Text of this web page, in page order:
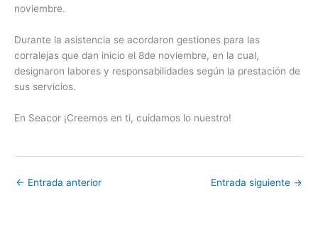
noviembre.
Durante la asistencia se acordaron gestiones para las
corralejas que dan inicio el 8de noviembre, en la cual,
designaron labores y responsabilidades según la prestación de
sus servicios.
En Seacor ¡Creemos en ti, cuidamos lo nuestro!
← Entrada anterior Entrada siguiente →